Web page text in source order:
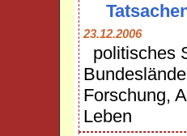
23.12.2006
politisches
Forschung,
Leben